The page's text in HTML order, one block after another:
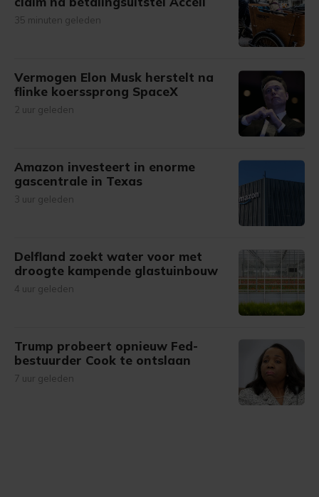
35 minuten geleden
Vermogen Elon Musk herstelt na
flinke koerssprong SpaceX
2 uur geleden
Amazon investeert in enorme
gascentrale in Texas
3 uur geleden
Delfland zoekt water voor met
droogte kampende glastuinbouw
4 uur geleden
Trump probeert opnieuw Fed-
bestuurder Cook te ontslaan
7 uur geleden